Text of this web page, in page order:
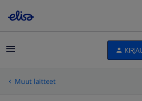
Muut laitteet